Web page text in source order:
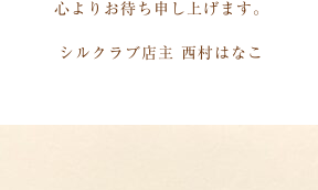
心よりお待ち申し上げます。
シルクラブ店主 西村はなこ